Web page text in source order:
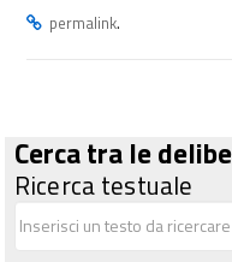
permalink.
Cerca tra le
Ricerca testuale